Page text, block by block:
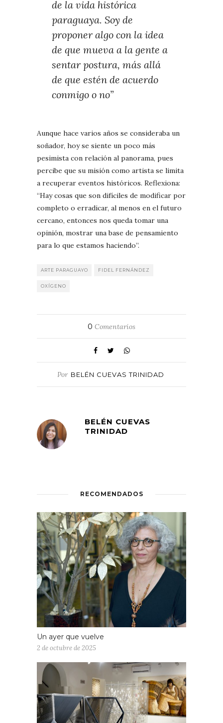
de la vida histórica
paraguaya. Soy de
proponer algo con la idea
de que mueva a la gente a
sentar postura, más allá
de que estén de acuerdo
conmigo o no”
Aunque hace varios años se consideraba un
soñador, hoy se siente un poco más
pesimista con relación al panorama, pues
percibe que su misión como artista se limita
a recuperar eventos históricos. Reflexiona:
“Hay cosas que son difíciles de modificar por
completo o erradicar, al menos en el futuro
cercano, entonces nos queda tomar una
opinión, mostrar una base de pensamiento
para lo que estamos haciendo”.
ARTE PARAGUAYO FIDEL FERNÁNDEZ
OXÍGENO
0 Comentarios
Por BELÉN CUEVAS TRINIDAD
BELÉN CUEVAS
TRINIDAD
RECOMENDADOS
Un ayer que vuelve
2 de octubre de 2025